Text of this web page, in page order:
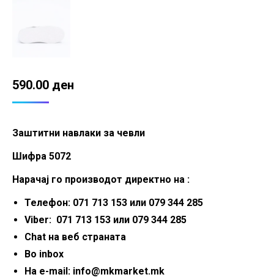
590.00 ден
Заштитни навлаки за чевли
Шифра 5072
Нарачај го производот директно на :
Телефон: 071 713 153 или 079 344 285
Viber: 071 713 153 или 079 344 285
Chat на веб страната
Во inbox
На e-mail: info@mkmarket.mk